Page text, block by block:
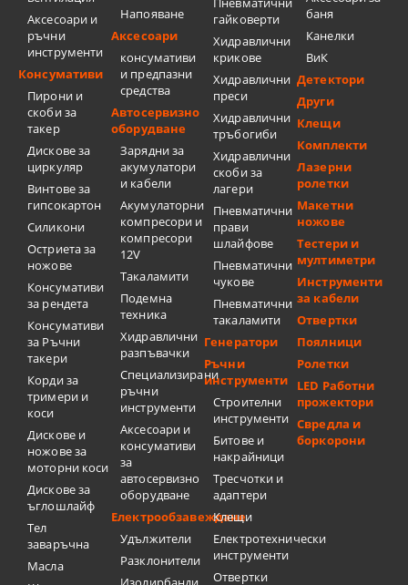
Аксесоари и
ръчни
инструменти
Консумативи
Пирони и
скоби за
такер
Дискове за
циркуляр
Винтове за
гипсокартон
Силикони
Остриета за
ножове
Консумативи
за рендета
Консумативи
за Ръчни
такери
Корди за
тримери и
коси
Дискове и
ножове за
моторни коси
Дискове за
ъглошлайф
Тел
заваръчна
Масла
Напояване
Аксесоари
консумативи
и предпазни
средства
Автосервизно
оборудване
Зарядни за
акумулатори
и кабели
Акумулаторни
компресори и
компресори
12V
Такаламити
Подемна
техника
Хидравлични
разпъвачки
Специализирани
ръчни
инструменти
Аксесоари и
консумативи
за
автосервизно
оборудване
Електрообзавеждане
Удължители
Разклонители
гайковерти
Хидравлични
крикове
Хидравлични
преси
Хидравлични
тръбогиби
Хидравлични
скоби за
лагери
Пневматични
прави
шлайфове
Пневматични
чукове
Пневматични
такаламити
Генератори
Ръчни
инструменти
Строителни
инструменти
Битове и
накрайници
Тресчотки и
адаптери
Клещи
Електротехнически
инструменти
Отвертки
баня
Канелки
ВиК
Детектори
Други
Клещи
Комплекти
Лазерни
ролетки
Макетни
ножове
Тестери и
мултиметри
Инструменти
за кабели
Отвертки
Поялници
Ролетки
LED Работни
прожектори
Свредла и
боркорони